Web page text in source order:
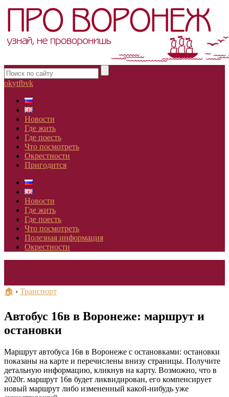
okytfbvk
Новости
Где жить
Где поесть
Что посмотреть
Окрестности
Пригодится
Новости
Где жить
Где поесть
Что посмотреть
Полезная информация
Окрестности
🏠 › Транспорт
Автобус 16в в Воронеже: маршрут и
остановки
Маршрут автобуса 16в в Воронеже с остановками: остановки
показаны на карте и перечислены внизу страницы. Получите
детальную информацию, кликнув на карту. Возможно, что в
2020г. маршрут 16в будет ликвидирован, его компенсирует
новый маршрут либо измененный какой-нибудь уже